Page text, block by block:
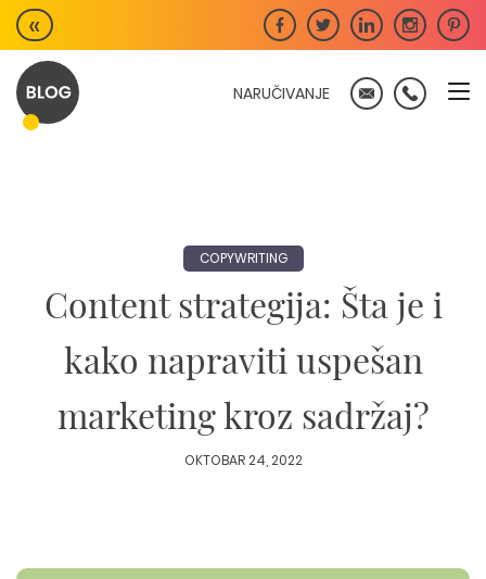
Skip
to
content
«
NARUČIVANJE
COPYWRITING
Content strategija: Šta je i
kako napraviti uspešan
marketing kroz sadržaj?
OKTOBAR 24, 2022